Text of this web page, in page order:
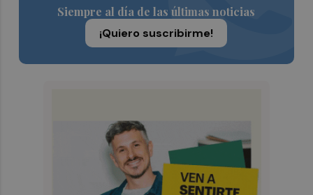
Siempre al día de las últimas noticias
¡Quiero suscribirme!